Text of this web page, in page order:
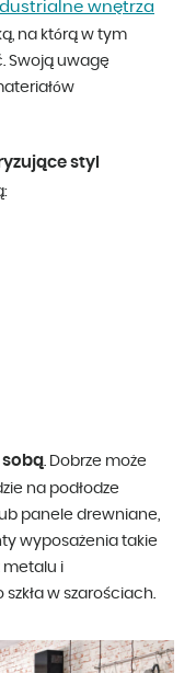
wnętrza
na którą w tym
Swoją uwagę
styl
sobą. Dobrze może
na podłodze
panele drewniane,
wyposażenia takie
metalu i
w szarościach.